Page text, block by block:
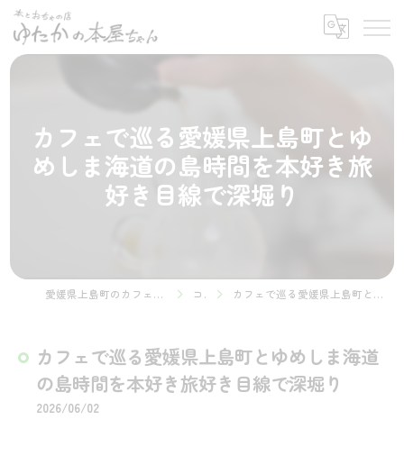
カフェで巡る愛媛県上島町とゆ
めしま海道の島時間を本好き旅
好き目線で深堀り
愛媛県上島町のカフェなら本とおちゃの店 ゆたかの本屋ちゃん コラム カフェで巡る愛媛県上島町とゆめしま海道の島時間を本好き旅好き目線で深堀り
カフェで巡る愛媛県上島町とゆめしま海道
の島時間を本好き旅好き目線で深堀り
2026/06/02